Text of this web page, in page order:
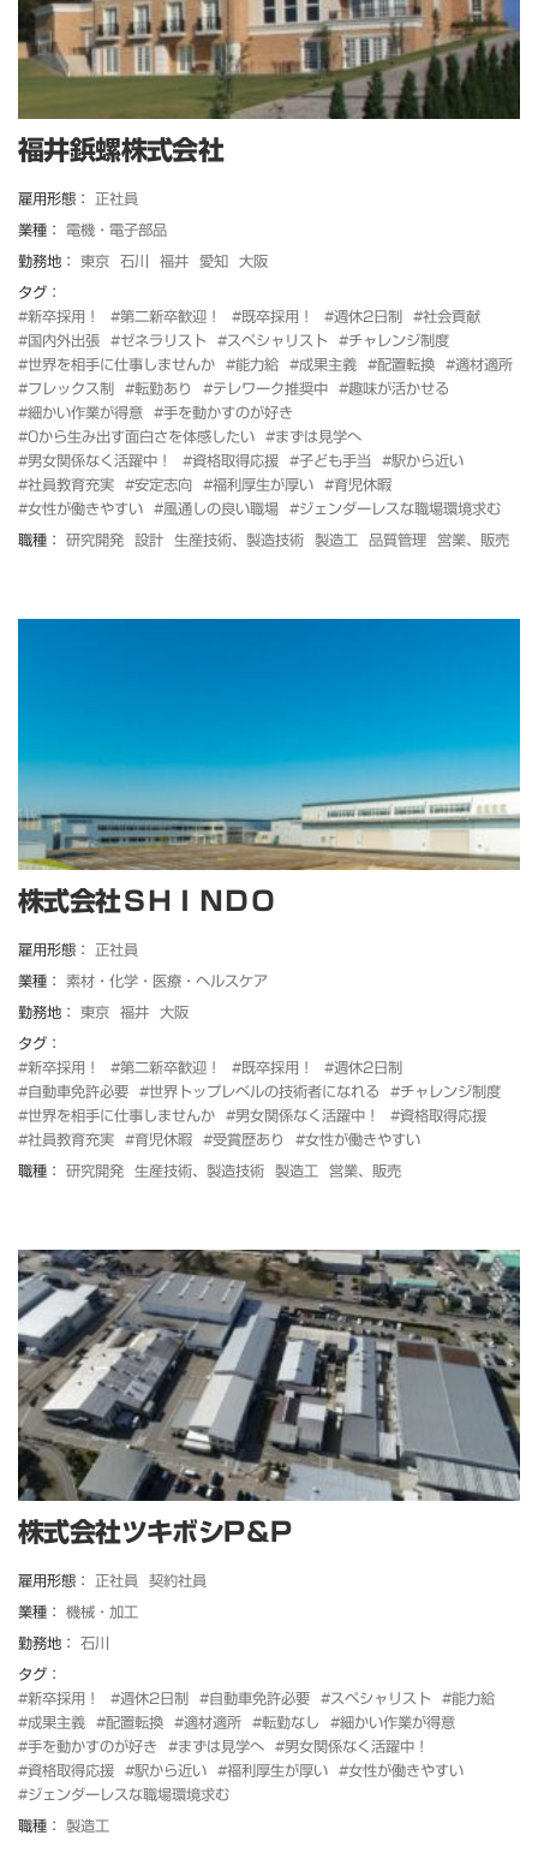
福井鋲螺株式会社
雇用形態： 正社員
業種： 電機・電子部品
勤務地： 東京 石川 福井 愛知 大阪
タグ：
#新卒採用！
#第二新卒歓迎！ #既卒採用！ #週休2日制
#社会貢献
#国内外出張
#ゼネラリスト #スペシャリスト
#チャレンジ制度
#世界を相手に仕事しませんか
#能力給 #成果主義 #配置転換
#適材適所
#フレックス制
#転勤あり #テレワーク推奨中
#趣味が活かせる
#細かい作業が得意
#手を動かすのが好き
#0から生み出す面白さを体感したい
#まずは見学へ
#男女関係なく活躍中！
#資格取得応援 #子ども手当
#駅から近い
#社員教育充実
#安定志向 #福利厚生が厚い
#育児休暇
#女性が働きやすい
#風通しの良い職場 #ジェンダーレスな職場環境求む
職種： 研究開発 設計 生産技術、製造技術 製造工 品質管理 営業、販売
株式会社ＳＨＩＮＤＯ
雇用形態： 正社員
業種： 素材・化学・医療・ヘルスケア
勤務地： 東京 福井 大阪
タグ：
#新卒採用！
#第二新卒歓迎！ #既卒採用！
#週休2日制
#自動車免許必要
#世界トップレベルの技術者になれる
#チャレンジ制度
#世界を相手に仕事しませんか
#男女関係なく活躍中！
#資格取得応援
#社員教育充実
#育児休暇 #受賞歴あり #女性が働きやすい
職種： 研究開発 生産技術、製造技術 製造工 営業、販売
株式会社ツキボシP＆P
雇用形態： 正社員 契約社員
業種： 機械・加工
勤務地： 石川
タグ：
#新卒採用！
#週休2日制 #自動車免許必要 #スペシャリスト
#能力給
#成果主義
#配置転換 #適材適所 #転勤なし
#細かい作業が得意
#手を動かすのが好き
#まずは見学へ
#男女関係なく活躍中！
#資格取得応援
#駅から近い #福利厚生が厚い
#女性が働きやすい
#ジェンダーレスな職場環境求む
職種： 製造工